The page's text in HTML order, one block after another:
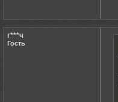
г***ч
Гость